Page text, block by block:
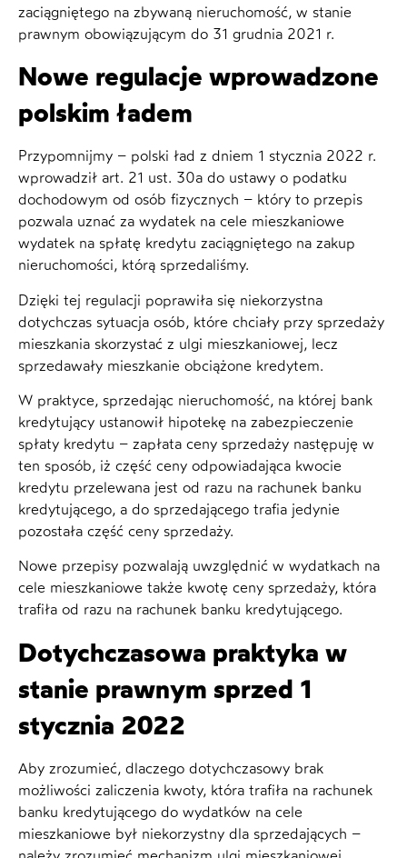
zaciągniętego na zbywaną nieruchomość, w stanie
prawnym obowiązującym do 31 grudnia 2021 r.
Nowe regulacje wprowadzone
polskim ładem
Przypomnijmy – polski ład z dniem 1 stycznia 2022 r.
wprowadził art. 21 ust. 30a do ustawy o podatku
dochodowym od osób fizycznych – który to przepis
pozwala uznać za wydatek na cele mieszkaniowe
wydatek na spłatę kredytu zaciągniętego na zakup
nieruchomości, którą sprzedaliśmy.
Dzięki tej regulacji poprawiła się niekorzystna
dotychczas sytuacja osób, które chciały przy sprzedaży
mieszkania skorzystać z ulgi mieszkaniowej, lecz
sprzedawały mieszkanie obciążone kredytem.
W praktyce, sprzedając nieruchomość, na której bank
kredytujący ustanowił hipotekę na zabezpieczenie
spłaty kredytu – zapłata ceny sprzedaży następuję w
ten sposób, iż część ceny odpowiadająca kwocie
kredytu przelewana jest od razu na rachunek banku
kredytującego, a do sprzedającego trafia jedynie
pozostała część ceny sprzedaży.
Nowe przepisy pozwalają uwzględnić w wydatkach na
cele mieszkaniowe także kwotę ceny sprzedaży, która
trafiła od razu na rachunek banku kredytującego.
Dotychczasowa praktyka w
stanie prawnym sprzed 1
stycznia 2022
Aby zrozumieć, dlaczego dotychczasowy brak
możliwości zaliczenia kwoty, która trafiła na rachunek
banku kredytującego do wydatków na cele
mieszkaniowe był niekorzystny dla sprzedających –